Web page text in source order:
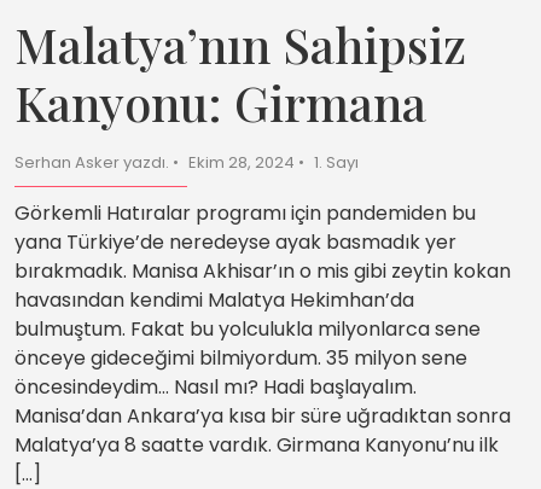
Malatya’nın Sahipsiz
Kanyonu: Girmana
Serhan Asker yazdı. Ekim 28, 2024 1. Sayı
Görkemli Hatıralar programı için pandemiden bu
yana Türkiye’de neredeyse ayak basmadık yer
bırakmadık. Manisa Akhisar’ın o mis gibi zeytin kokan
havasından kendimi Malatya Hekimhan’da
bulmuştum. Fakat bu yolculukla milyonlarca sene
önceye gideceğimi bilmiyordum. 35 milyon sene
öncesindeydim… Nasıl mı? Hadi başlayalım.
Manisa’dan Ankara’ya kısa bir süre uğradıktan sonra
Malatya’ya 8 saatte vardık. Girmana Kanyonu’nu ilk
[…]